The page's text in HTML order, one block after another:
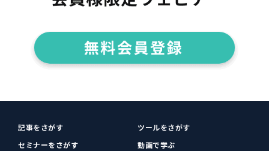
記事をさがす
ツールをさがす
セミナーをさがす
動画で学ぶ